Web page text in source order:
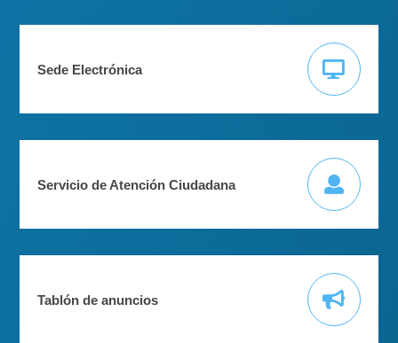
Sede Electrónica
Servicio de Atención Ciudadana
Tablón de anuncios